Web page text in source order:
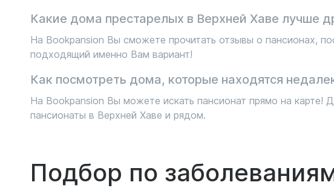
Какие дома престарелых в Верхней Хаве лучше
На Bookpansion Вы сможете прочитать отзывы о пансионах,
подходящий именно Вам вариант!
Как посмотреть дома, которые находятся
На Bookpansion Вы можете искать пансионат прямо на карте!
пансионаты в Верхней Хаве и рядом.
Подбор по